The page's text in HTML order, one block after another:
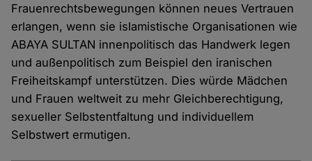
Frauenrechtsbewegungen können neues Vertrauen
erlangen, wenn sie islamistische Organisationen wie
ABAYA SULTAN innenpolitisch das Handwerk legen
und außenpolitisch zum Beispiel den iranischen
Freiheitskampf unterstützen. Dies würde Mädchen
und Frauen weltweit zu mehr Gleichberechtigung,
sexueller Selbstentfaltung und individuellem
Selbstwert ermutigen.